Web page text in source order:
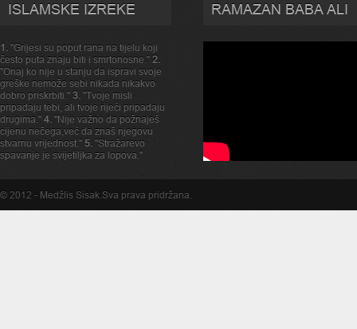
ISLAMSKE IZREKE
1. "Grijesi su poput rana na tijelu koji
često puta znaju biti i smrtonosne." 2.
"Onaj ko nije u stanju da ispravi svoje
greške nemože sebi nikada nikakvo
dobro priskrbiti." 3. "Tvoje misli
pripadaju tebi, ali tvoje rijeći pripadaju
drugima." 4. "Nije važno da požnaješ
cijenu nečega,već da znaš njegovu
stvarnu vrijednost." 5. "Stražarevo
spavanje je svijetiljka za lopova."
RAMAZAN BABA ALI
© 2012 - Medžlis Sisak.Sva prava pridržana.